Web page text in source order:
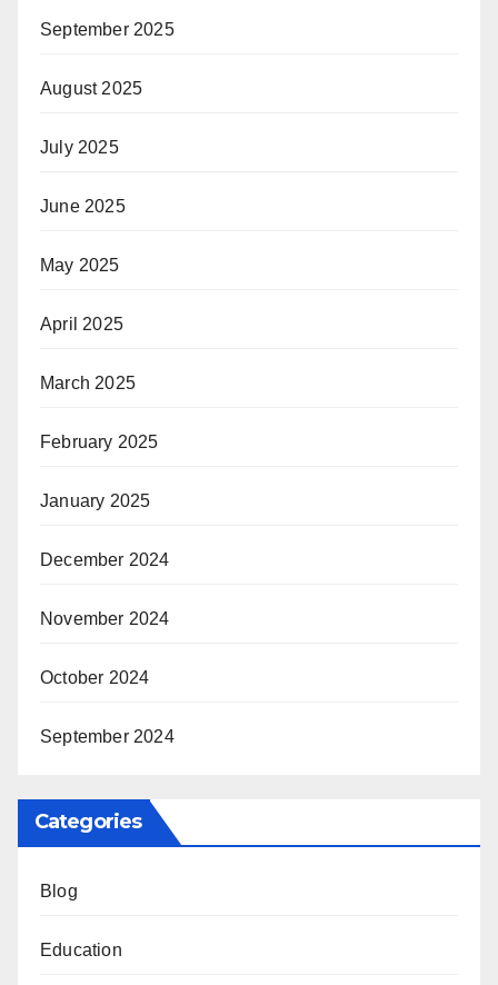
September 2025
August 2025
July 2025
June 2025
May 2025
April 2025
March 2025
February 2025
January 2025
December 2024
November 2024
October 2024
September 2024
Categories
Blog
Education